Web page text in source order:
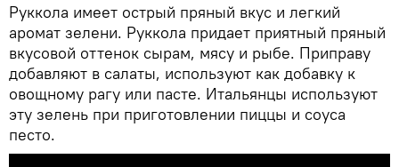
Руккола имеет острый пряный вкус и легкий
аромат зелени. Руккола придает приятный пряный
вкусовой оттенок сырам, мясу и рыбе. Приправу
добавляют в салаты, используют как добавку к
овощному рагу или пасте. Итальянцы используют
эту зелень при приготовлении пиццы и соуса
песто.